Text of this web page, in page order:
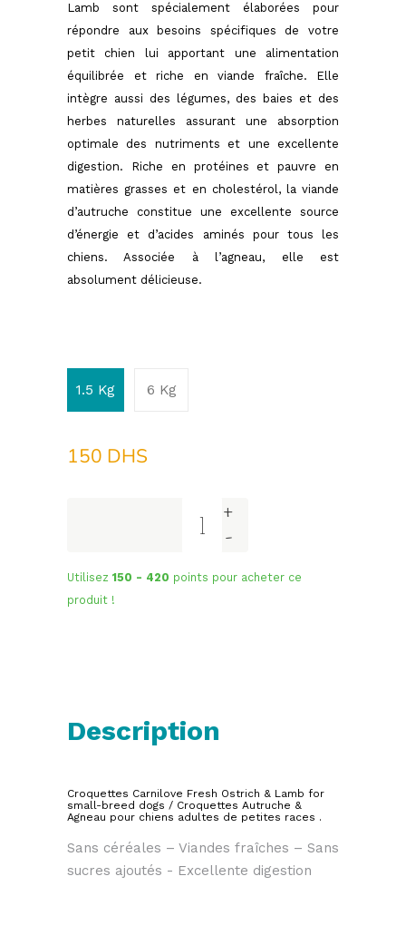
Lamb sont spécialement élaborées pour
répondre aux besoins spécifiques de votre
petit chien lui apportant une alimentation
équilibrée et riche en viande fraîche. Elle
intègre aussi des légumes, des baies et des
herbes naturelles assurant une absorption
optimale des nutriments et une excellente
digestion. Riche en protéines et pauvre en
matières grasses et en cholestérol, la viande
d’autruche constitue une excellente source
d’énergie et d’acides aminés pour tous les
chiens. Associée à l’agneau, elle est
absolument délicieuse.
1.5 Kg 6 Kg
150 DHS
Autruche
pour
-
+
Utilisez 150 - 420 points pour acheter ce
produit !
Description
Croquettes Carnilove Fresh Ostrich & Lamb for
small-breed dogs / Croquettes Autruche &
Agneau pour chiens adultes de petites races .
Sans céréales – Viandes fraîches – Sans
sucres ajoutés - Excellente digestion